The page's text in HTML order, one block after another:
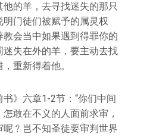
的羊，去寻找迷失的那只
门徒们被赋予的属灵权
会当中如果遇到得罪你的
迷失在外的羊，要主动去找
重新得着他。
》六章1-2节：“你们中间
敢在不义的人面前求审，
﹖岂不知圣徒要审判世界